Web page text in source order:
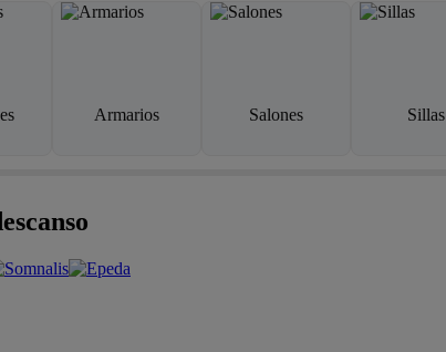
Armarios Salones Sillas